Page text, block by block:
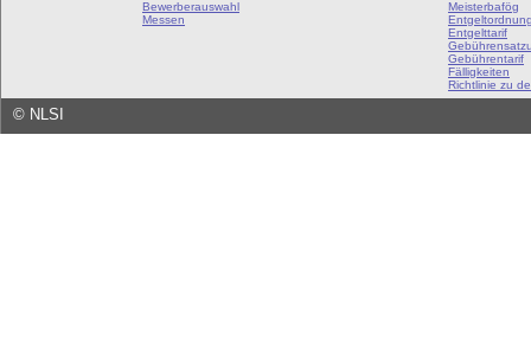
Bewerberauswahl
Messen
Meisterbafög
Entgelttarif
Gebührentarif
Fälligkeiten
Richtlinie zu
© NLSI